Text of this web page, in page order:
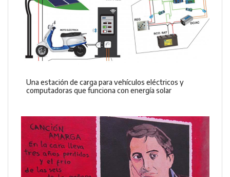
Una estación de carga para vehículos eléctricos y
computadoras que funciona con energía solar